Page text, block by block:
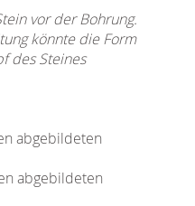
vor der Bohrung.
könnte die Form
des Steines
abgebildeten
abgebildeten